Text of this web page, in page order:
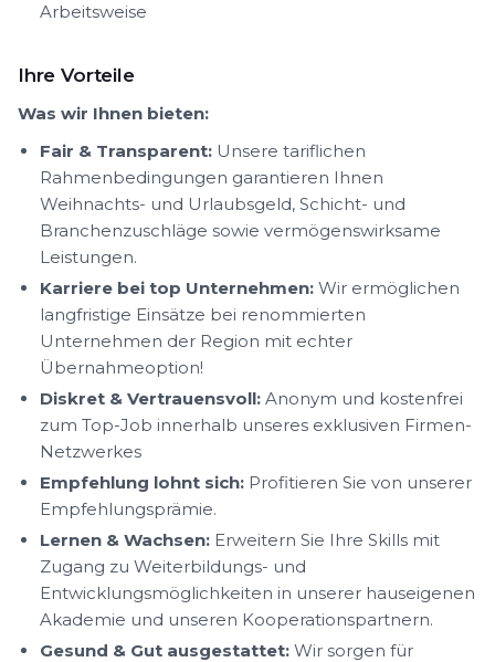
Arbeitsweise
Ihre Vorteile
Was wir Ihnen bieten:
Fair & Transparent: Unsere tariflichen
Rahmenbedingungen garantieren Ihnen
Weihnachts- und Urlaubsgeld, Schicht- und
Branchenzuschläge sowie vermögenswirksame
Leistungen.
Karriere bei top Unternehmen: Wir ermöglichen
langfristige Einsätze bei renommierten
Unternehmen der Region mit echter
Übernahmeoption!
Diskret & Vertrauensvoll: Anonym und kostenfrei
zum Top-Job innerhalb unseres exklusiven Firmen-
Netzwerkes
Empfehlung lohnt sich: Profitieren Sie von unserer
Empfehlungsprämie.
Lernen & Wachsen: Erweitern Sie Ihre Skills mit
Zugang zu Weiterbildungs- und
Entwicklungsmöglichkeiten in unserer hauseigenen
Akademie und unseren Kooperationspartnern.
Gesund & Gut ausgestattet: Wir sorgen für